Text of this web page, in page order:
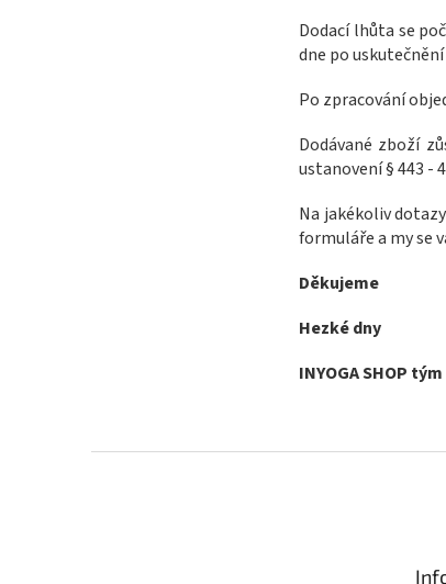
Dodací lhůta se
dne po
Po zpracování
Dodávané zboží
ustanovení § 443 -
Na jakékoliv
formuláře a my se
Děkujeme
Hezké dny
INYOGA SHOP tým